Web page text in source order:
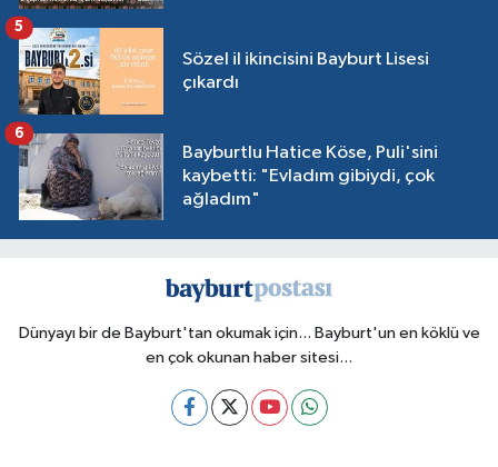
Sözel il ikincisini Bayburt Lisesi
çıkardı
5
Bayburtlu Hatice Köse, Puli'sini
kaybetti: "Evladım gibiydi, çok
ağladım"
6
Dünyayı bir de Bayburt'tan okumak için... Bayburt'un en köklü ve
en çok okunan haber sitesi...